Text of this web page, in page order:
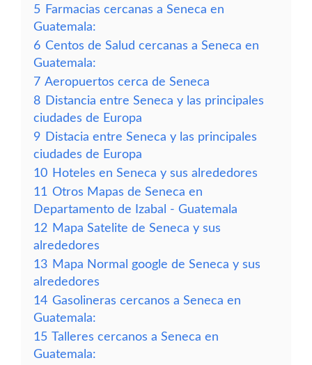
5 Farmacias cercanas a Seneca en
Guatemala:
6 Centos de Salud cercanas a Seneca en
Guatemala:
7 Aeropuertos cerca de Seneca
8 Distancia entre Seneca y las principales
ciudades de Europa
9 Distacia entre Seneca y las principales
ciudades de Europa
10 Hoteles en Seneca y sus alrededores
11 Otros Mapas de Seneca en
Departamento de Izabal - Guatemala
12 Mapa Satelite de Seneca y sus
alrededores
13 Mapa Normal google de Seneca y sus
alrededores
14 Gasolineras cercanos a Seneca en
Guatemala:
15 Talleres cercanos a Seneca en
Guatemala: